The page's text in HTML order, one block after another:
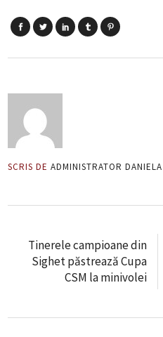
SCRIS DE ADMINISTRATOR
Tinerele campioane din
Sighet păstrează Cupa
CSM la minivolei